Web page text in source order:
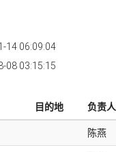
14 06:09:04
08 03:15:15
目的地 负责人
陈燕